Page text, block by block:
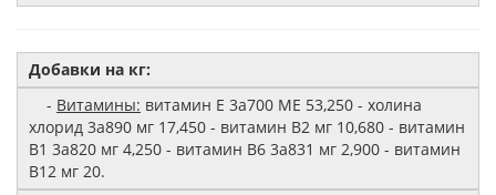
Добавки на кг:
- Витамины: витамин E 3a700 МЕ 53,250 - холина
хлорид 3a890 мг 17,450 - витамин B2 мг 10,680 - витамин
B1 3a820 мг 4,250 - витамин B6 3a831 мг 2,900 - витамин
B12 мг 20.